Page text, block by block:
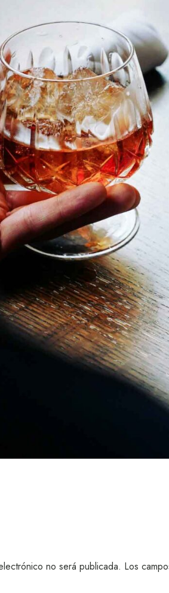
no será publicada. Los